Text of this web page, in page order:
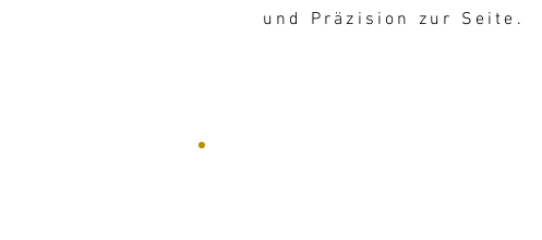
und Präzision zur Seite.